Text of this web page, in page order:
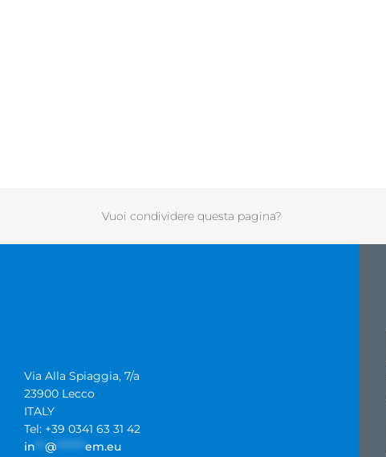
Vuoi condividere questa pagina?
Via Alla Spiaggia, 7/a
23900 Lecco
ITALY
Tel: +39 0341 63 31 42
in
@ ****** em.eu